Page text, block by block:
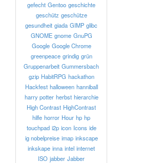
gefecht Gentoo geschichte
geschütz geschütze
gesundheit giada GIMP glibc
GNOME gnome GnuPG
Google Google Chrome
greenpeace grindig grün
Gruppenarbeit Gummersbach
gzip HabitRPG hackathon
Hackfest halloween hanniball
harry potter herbst hierarchie
High Contrast HighContrast
hilfe horror Hour hp hp
touchpad i2p icon Icons ide
ig nobelpreise imap inkscape
inkskape inna intel internet
ISO jabber Jabber